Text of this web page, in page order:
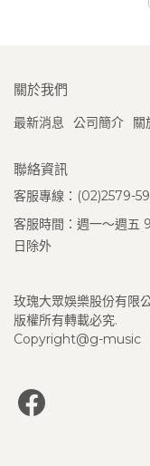
關於我們
最新消息 公司簡介 關
聯絡資訊
客服專線：(02)2579-
客服時間：週一～週五
日除外
玫瑰大眾娛樂股份有限
版權所有轉載必究.
Copyright@g-music